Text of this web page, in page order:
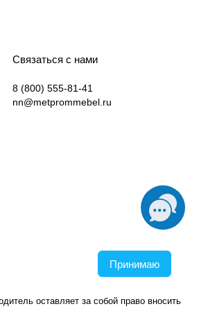
Связаться с нами
8 (800) 555-81-41
nn@metprommebel.ru
оставляет за собой право вносить
Принимаю